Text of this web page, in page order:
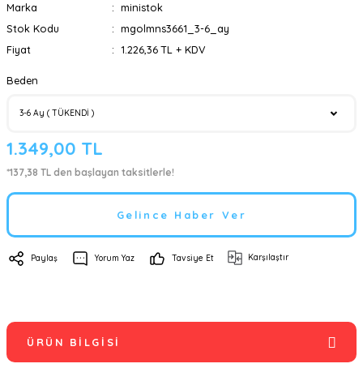
Marka
ministok
Stok Kodu
mgolmns3661_3-6_ay
Fiyat
1.226,36 TL + KDV
Beden
1.349,00 TL
*137,38 TL den başlayan taksitlerle!
Gelince Haber Ver
Paylaş Yorum Yaz Tavsiye Et Karşılaştır
ÜRÜN BILGISI